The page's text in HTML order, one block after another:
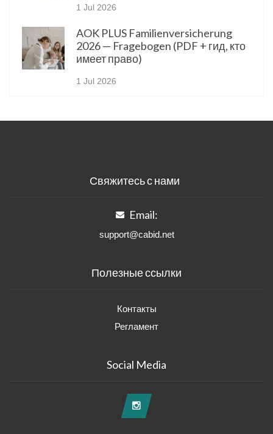
1 Jul 2026
AOK PLUS Familienversicherung
2026 — Fragebogen (PDF + гид, кто
имеет право)
1 Jul 2026
Свяжитесь с нами
Email:
support@cabid.net
Полезные ссылки
Контакты
Регламент
Social Media